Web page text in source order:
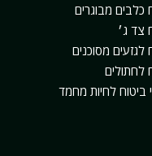
כלבים מבוגרים
צד ג׳
לגזעים מסוכנים
לחתולים
ביטוח לחיות מחמד